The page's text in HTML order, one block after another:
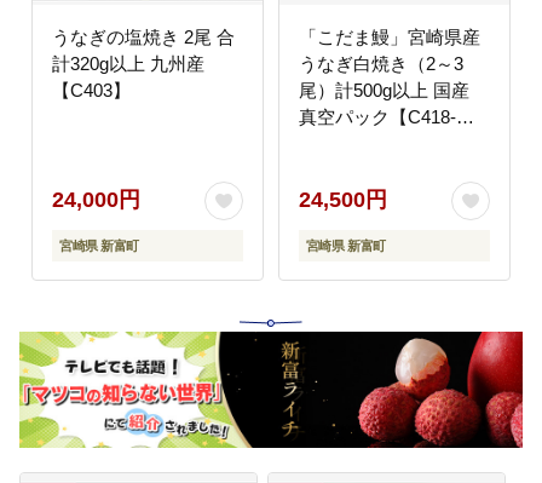
うなぎの塩焼き 2尾 合
計320g以上 九州産
【C403】
24,000円
宮崎県 新富町
「こだま鰻」宮崎県産
うなぎ白焼き（2～3
尾）計500g以上 国産
真空パック【C418-
24,500円
宮崎県 新富町